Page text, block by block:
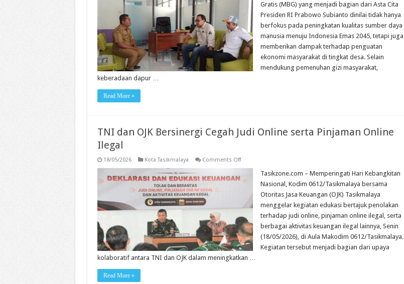
Libatkan
UMKM
Lokal
dalam
Program
MBG
Gratis (MBG) yang menjadi bagian dari Asta Cita
Presiden RI Prabowo Subianto dinilai tidak hanya
berfokus pada peningkatan kualitas sumber daya
manusia menuju Indonesia Emas 2045, tetapi juga
memberikan dampak terhadap penguatan
ekonomi masyarakat di tingkat desa. Selain
mendukung pemenuhan gizi masyarakat,
keberadaan dapur …
Read More »
TNI dan OJK Bersinergi Cegah Judi Online serta Pinjaman Online
Ilegal
18/05/2026 Kota Tasikmalaya Comments Offon
Bersinergi
Online
Pinjaman
Online
Ilegal
Tasikzone.com – Memperingati Hari Kebangkitan
Nasional, Kodim 0612/Tasikmalaya bersama
Otoritas Jasa Keuangan (OJK) Tasikmalaya
menggelar kegiatan edukasi bertajuk penolakan
terhadap judi online, pinjaman online ilegal, serta
berbagai aktivitas keuangan ilegal lainnya, Senin
(18/05/2026), di Aula Makodim 0612/Tasikmalaya.
Kegiatan tersebut menjadi bagian dari upaya
kolaboratif antara TNI dan OJK dalam meningkatkan …
Read More »